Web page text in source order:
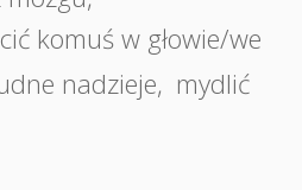
komuś w głowie/we
nadzieje, mydlić